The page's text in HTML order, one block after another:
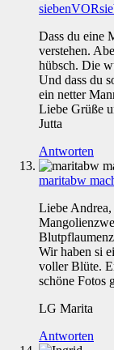
Dass du eine
verstehen.
hübsch. Die
Und dass du
ein netter
Liebe Grüße
Jutta
Antworten
maritabw
Liebe Andrea,
Wir haben si
voller Blüte.
schöne Fotos
LG Marita
Antworten